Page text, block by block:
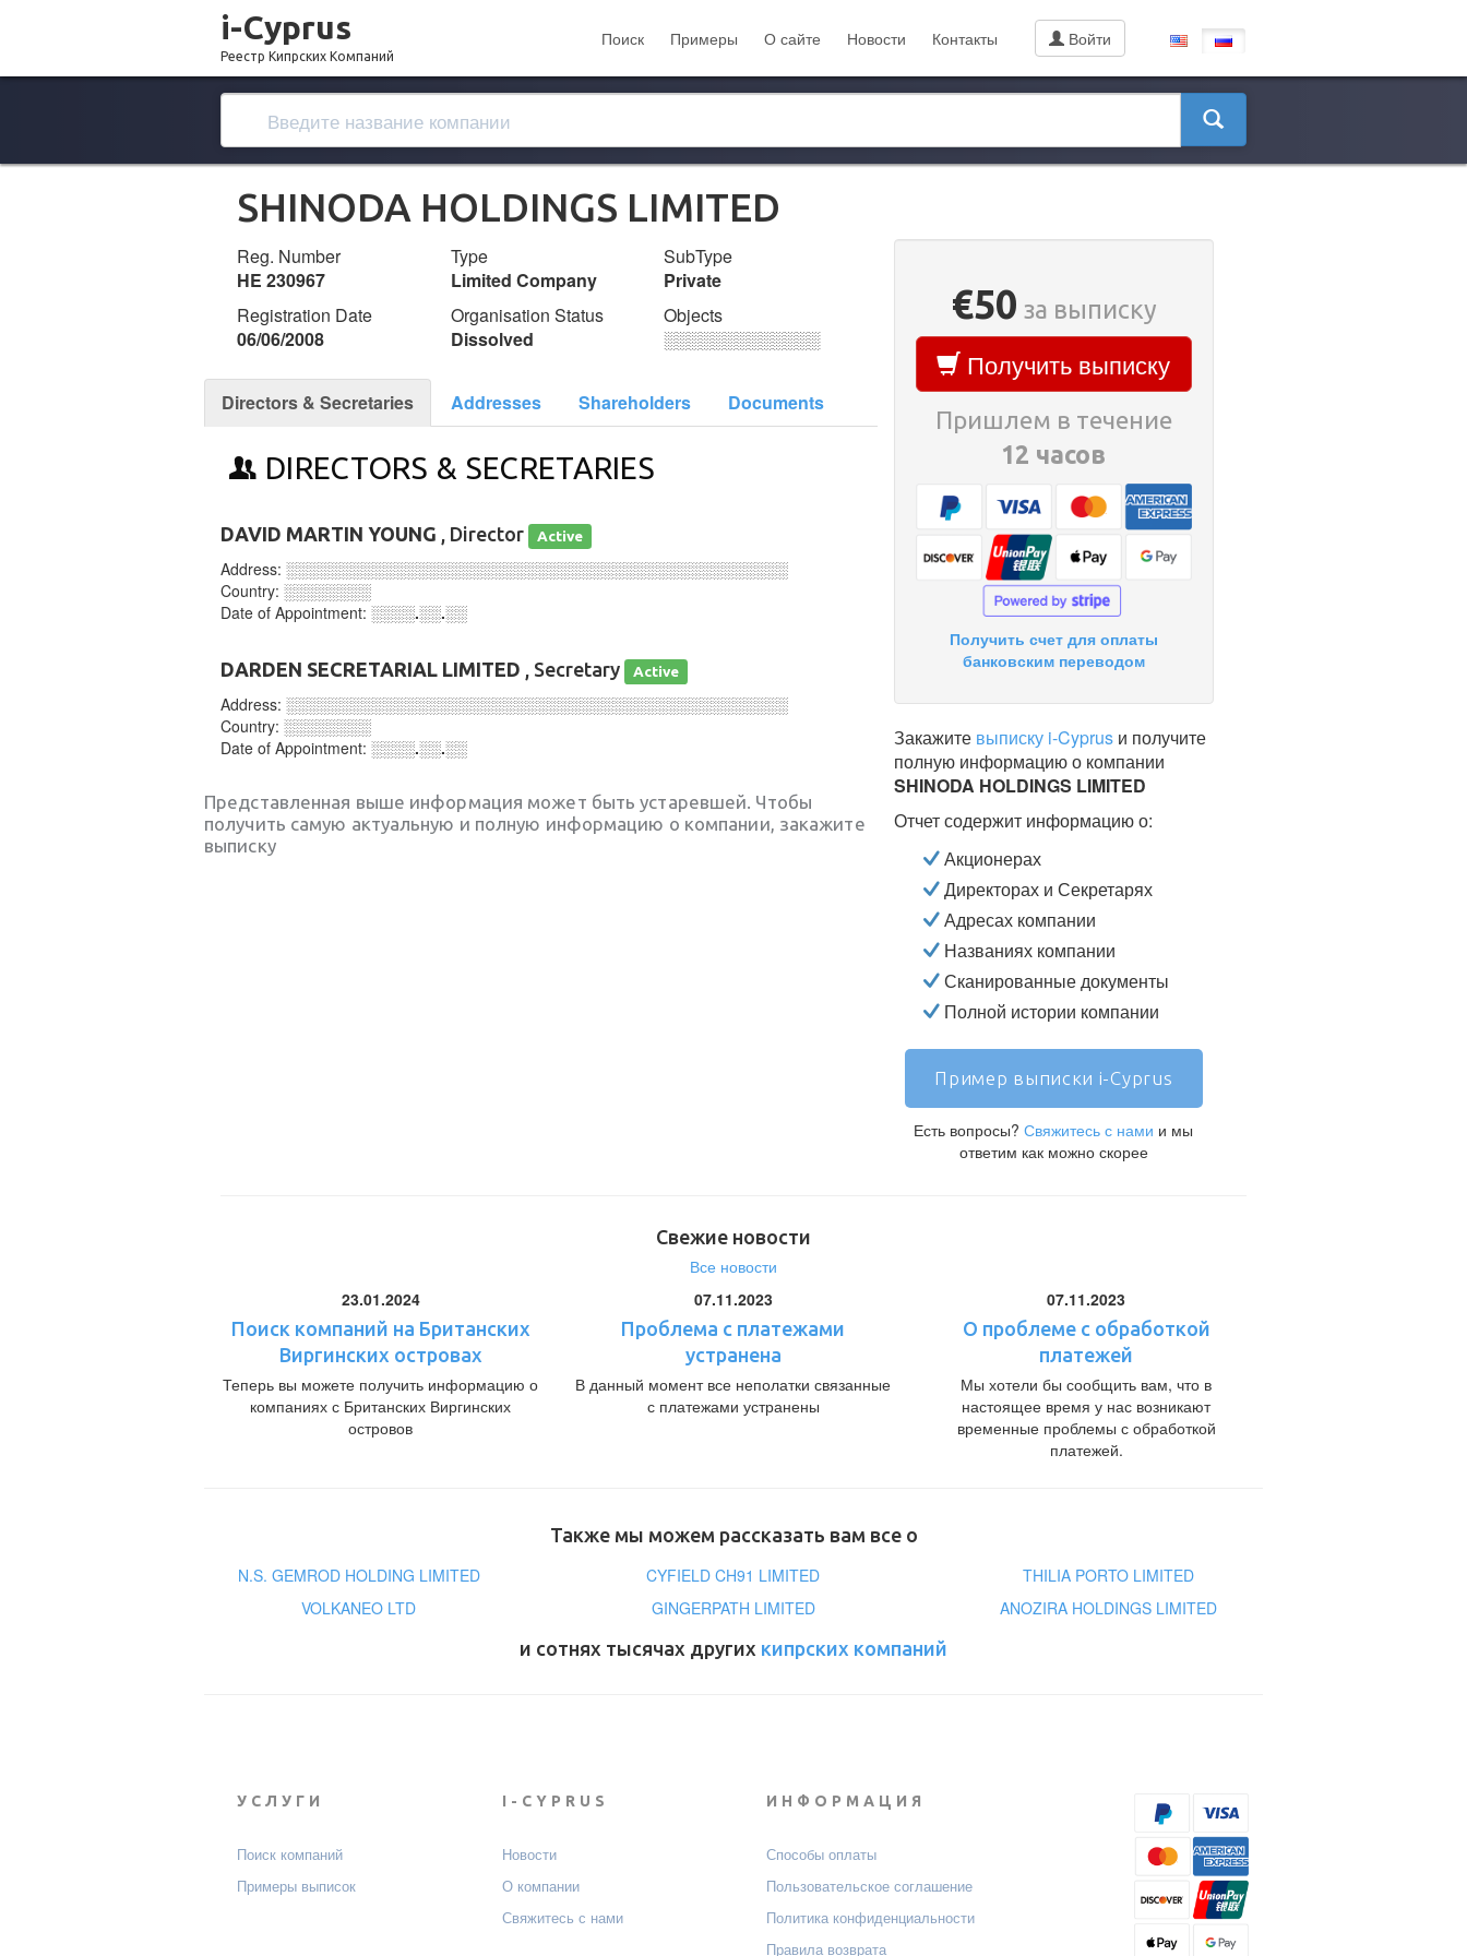
i-Cyprus
Реестр Кипрских Компаний
Поиск Примеры О сайте Новости Контакты Войти
SHINODA HOLDINGS LIMITED
Reg. Number
ΗΕ 230967
Type
Limited Company
SubType
Private
Registration Date
06/06/2008
Organisation Status
Dissolved
Objects
░░░░░░░░░░░░░
Directors & Secretaries Addresses Shareholders Documents
DIRECTORS & SECRETARIES
DAVID MARTIN YOUNG , Director Active
Address: ░░░░░░░░░░░░░░░░░░░░░░░░░░░░░░░░░░░░░░░░░░░░░░
Country: ░░░░░░░░
Date of Appointment: ░░░░.░░.░░
DARDEN SECRETARIAL LIMITED , Secretary Active
Address: ░░░░░░░░░░░░░░░░░░░░░░░░░░░░░░░░░░░░░░░░░░░░░░
Country: ░░░░░░░░
Date of Appointment: ░░░░.░░.░░
Представленная выше информация может быть устаревшей. Чтобы
получить самую актуальную и полную информацию о компании, закажите
выписку
€50 за выписку
Получить выписку
Пришлем в течение
12 часов
Получить счет для оплаты
банковским переводом
Закажите выписку i-Cyprusи получите
полную информацию о компании
SHINODA HOLDINGS LIMITED
Отчет содержит информацию о:
Акционерах
Директорах и Секретарях
Адресах компании
Названиях компании
Сканированные документы
Полной истории компании
Пример выписки i-Cyprus
Есть вопросы?Свяжитесь с нами и мы
ответим как можно скорее
Свежие новости
Все новости
23.01.2024
Поиск компаний на Британских
Виргинских островах
Теперь вы можете получить информацию о
компаниях с Британских Виргинских
островов
07.11.2023
Проблема с платежами
устранена
В данный момент все неполатки связанные
с платежами устранены
07.11.2023
О проблеме с обработкой
платежей
Мы хотели бы сообщить вам, что в
настоящее время у нас возникают
временные проблемы с обработкой
платежей.
Также мы можем рассказать вам все о
N.S. GEMROD HOLDING LIMITED
CYFIELD CH91 LIMITED
THILIA PORTO LIMITED
VOLKANEO LTD
GINGERPATH LIMITED
ANOZIRA HOLDINGS LIMITED
и сотнях тысячах других кипрских компаний
УСЛУГИ
Поиск компаний
Примеры выписок
I-CYPRUS
Новости
О компании
Свяжитесь с нами
ИНФОРМАЦИЯ
Способы оплаты
Пользовательское соглашение
Политика конфиденциальности
Правила возврата